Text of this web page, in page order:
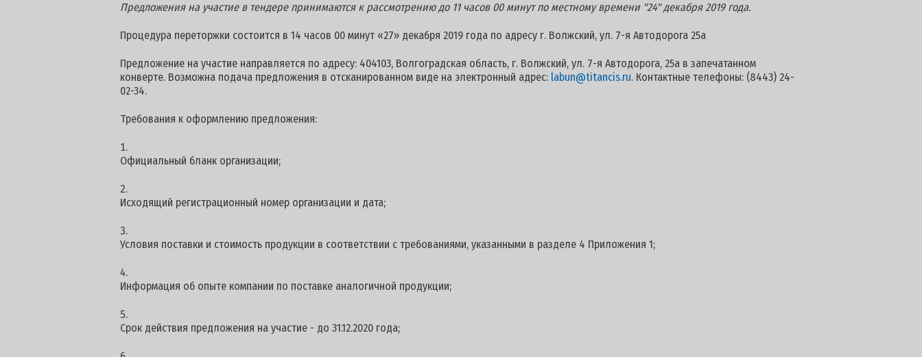
Предложения на участие в тендере принимаются к рассмотрению до 11 часов 00 минут по местному времени "24" декабря 2019 года.
Процедура переторжки состоится в 14 часов 00 минут «27» декабря 2019 года по адресу г. Волжский, ул. 7-я Автодорога 25а
Предложение на участие направляется по адресу: 404103, Волгоградская область, г. Волжский, ул. 7-я Автодорога, 25а в запечатанном
конверте. Возможна подача предложения в отсканированном виде на электронный адрес: labun@titancis.ru. Контактные телефоны: (8443) 24-
02-34.
Требования к оформлению предложения:
Официальный бланк организации;
Исходящий регистрационный номер организации и дата;
Условия поставки и стоимость продукции в соответствии с требованиями, указанными в разделе 4 Приложения 1;
Информация об опыте компании по поставке аналогичной продукции;
Срок действия предложения на участие - до 31.12.2020 года;